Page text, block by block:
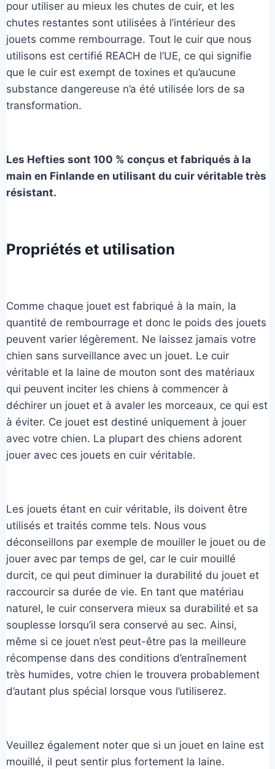
pour utiliser au mieux les chutes de cuir, et les
chutes restantes sont utilisées à l’intérieur des
jouets comme rembourrage. Tout le cuir que nous
utilisons est certifié REACH de l’UE, ce qui signifie
que le cuir est exempt de toxines et qu’aucune
substance dangereuse n’a été utilisée lors de sa
transformation.
Les Hefties sont 100 % conçus et fabriqués à la
main en Finlande en utilisant du cuir véritable très
résistant.
Propriétés et utilisation
Comme chaque jouet est fabriqué à la main, la
quantité de rembourrage et donc le poids des jouets
peuvent varier légèrement. Ne laissez jamais votre
chien sans surveillance avec un jouet. Le cuir
véritable et la laine de mouton sont des matériaux
qui peuvent inciter les chiens à commencer à
déchirer un jouet et à avaler les morceaux, ce qui est
à éviter. Ce jouet est destiné uniquement à jouer
avec votre chien. La plupart des chiens adorent
jouer avec ces jouets en cuir véritable.
Les jouets étant en cuir véritable, ils doivent être
utilisés et traités comme tels. Nous vous
déconseillons par exemple de mouiller le jouet ou de
jouer avec par temps de gel, car le cuir mouillé
durcit, ce qui peut diminuer la durabilité du jouet et
raccourcir sa durée de vie. En tant que matériau
naturel, le cuir conservera mieux sa durabilité et sa
souplesse lorsqu’il sera conservé au sec. Ainsi,
même si ce jouet n’est peut-être pas la meilleure
récompense dans des conditions d’entraînement
très humides, votre chien le trouvera probablement
d’autant plus spécial lorsque vous l’utiliserez.
Veuillez également noter que si un jouet en laine est
mouillé, il peut sentir plus fortement la laine.